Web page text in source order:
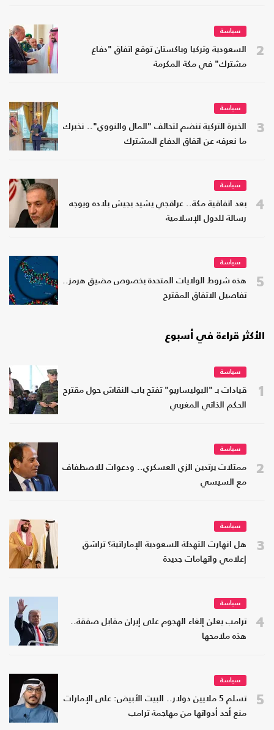
2
سياسة
السعودية وتركيا وباكستان توقع اتفاق "دفاع
مشترك" في مكة المكرمة
3
سياسة
الخبرة التركية تنضم لتحالف "المال والنووي".. نخبرك
ما نعرفه عن اتفاق الدفاع المشترك
4
سياسة
بعد اتفاقية مكة.. عراقجي يشيد بجيش بلاده ويوجه
رسالة للدول الإسلامية
5
سياسة
هذه شروط الولايات المتحدة بخصوص مضيق هرمز..
تفاصيل الاتفاق المقترح
الأكثر قراءة في أسبوع
1
سياسة
قيادات بـ "البوليساريو" تفتح باب النقاش حول مقترح
الحكم الذاتي المغربي
2
سياسة
ممثلات يرتدين الزي العسكري.. ودعوات للاصطفاف
مع السيسي
3
سياسة
هل انهارت التهدئة السعودية الإماراتية؟ تراشق
إعلامي واتهامات جديدة
4
سياسة
ترامب يعلن إلغاء الهجوم على إيران مقابل صفقة..
هذه ملامحها
5
سياسة
تسلم 5 ملايين دولار.. البيت الأبيض: على الإمارات
منع أحد أدواتها من مهاجمة ترامب